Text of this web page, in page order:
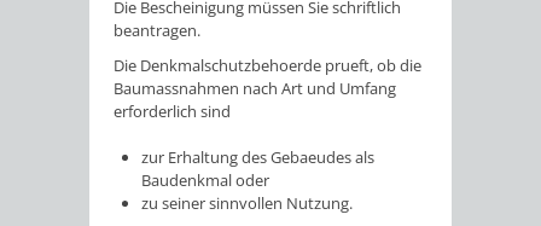
Die Bescheinigung müssen Sie schriftlich
beantragen.
Die Denkmalschutzbehoerde prueft, ob die
Baumassnahmen nach Art und Umfang
erforderlich sind
zur Erhaltung des Gebaeudes als
Baudenkmal oder
zu seiner sinnvollen Nutzung.